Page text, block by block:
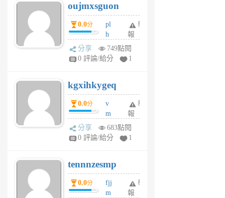
個
月
前
個
月
前
oujmxsguon
0.0分
pl
h
wi
w
6
個
月
前
舉
報
分享
749點閱
0 評論/給分
1
kgxihkygeq
0.0分
v
m
sg
sr
6
個
月
前
舉
報
分享
683點閱
0 評論/給分
1
tennnzesmp
0.0分
fjj
m
舉
報